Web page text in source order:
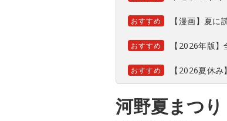
おすすめ 【漫画】夏
おすすめ 【2026年版
おすすめ 【2026夏休
河野夏まつり